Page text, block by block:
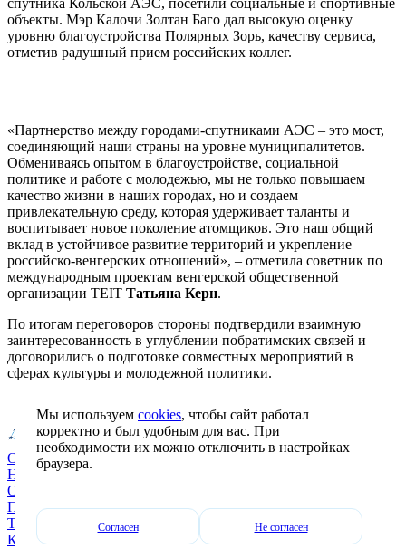
объекты. Мэр Калочи Золтан Баго дал высокую оценку
уровню благоустройства Полярных Зорь, качеству сервиса,
отметив радушный прием российских коллег.
«Партнерство между городами-спутниками АЭС – это мост,
соединяющий наши страны на уровне муниципалитетов.
Обмениваясь опытом в благоустройстве, социальной
политике и работе с молодежью, мы не только повышаем
качество жизни в наших городах, но и создаем
привлекательную среду, которая удерживает таланты и
воспитывает новое поколение атомщиков. Это наш общий
вклад в устойчивое развитие территорий и укрепление
российско-венгерских отношений», – отметила советник по
международным проектам венгерской общественной
организации TEIT Татьяна Керн.
По итогам переговоров стороны подтвердили взаимную
заинтересованность в углублении побратимских связей и
договорились о подготовке совместных мероприятий в
сферах культуры и молодежной политики.
О фонде
Новости
Органы управления
Проекты
Территории
Контакты
Мы используем cookies, чтобы сайт работал
корректно и был удобным для вас. При
необходимости их можно отключить в настройках
браузера.
Согласен Не согласен